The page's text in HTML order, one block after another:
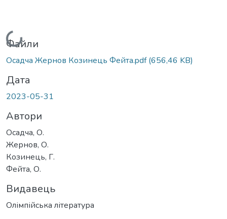
Вантажиться...
Файли
Осадча Жернов Козинець Фейта.pdf(656,46 KB)
Дата
2023-05-31
Автори
Осадча, О.
Жернов, О.
Козинець, Г.
Фейта, О.
Видавець
Олімпійська література